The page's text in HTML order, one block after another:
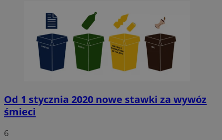
Od 1 stycznia 2020 nowe stawki za wywóz
śmieci
6